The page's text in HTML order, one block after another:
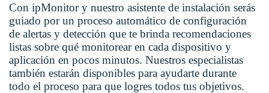
Con ipMonitor y nuestro asistente de instalación serás
guiado por un proceso automático de configuración
de alertas y detección que te brinda recomendaciones
listas sobre qué monitorear en cada dispositivo y
aplicación en pocos minutos. Nuestros especialistas
también estarán disponibles para ayudarte durante
todo el proceso para que logres todos tus objetivos.